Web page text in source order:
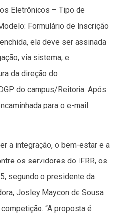
Eletrônicos – Tipo de
Formulário de Inscrição
ela deve ser assinada
via sistema, e
da direção do
do campus/Reitoria. Após
para o e-mail
a integração, o bem-estar e a
os servidores do IFRR, os
segundo o presidente da
Josley Maycon de Sousa
“A proposta é